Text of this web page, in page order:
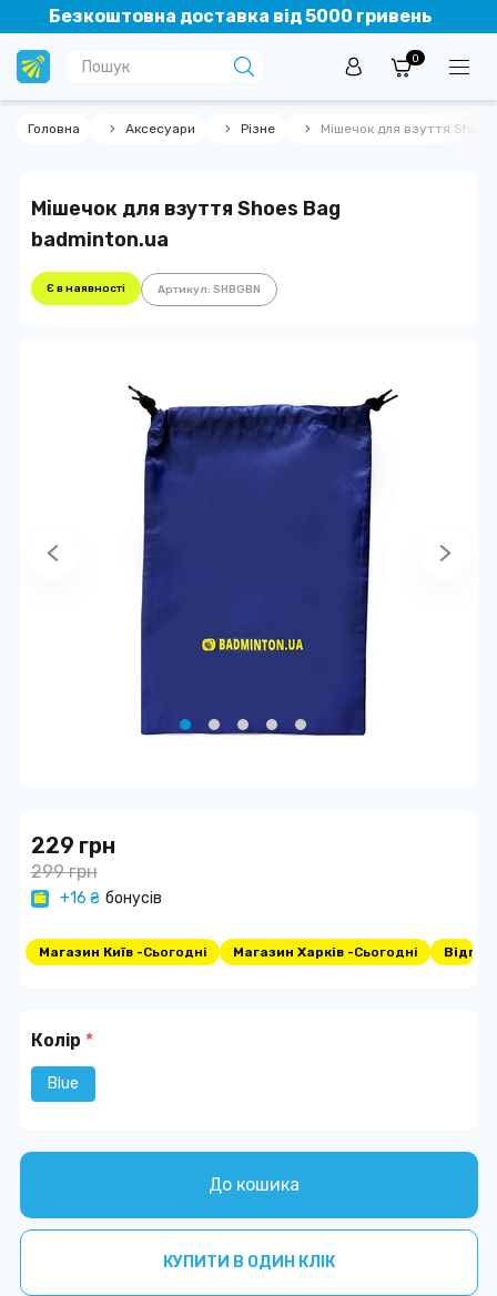
Безкоштовна доставка від 5000 гривень
0
Головна Аксесуари Різне Мішечок для взуття
Мішечок для взуття Shoes Bag
badminton.ua
Є в наявності Артикул: SHBGBN
229 грн
299 грн
+16 ₴ бонусів
Магазин Київ -Сьогодні Магазин Харків -Сьогодні
Колір *
Blue
До кошика
КУПИТИ В ОДИН КЛІК